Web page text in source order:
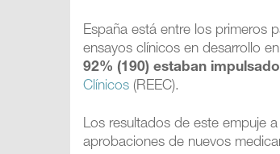
España está entre los primeros
ensayos clínicos en desarrollo
92% (190) estaban
Clínicos (REEC).
Los resultados de este empuje
aprobaciones de nuevos